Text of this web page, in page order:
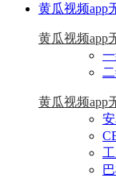
黄瓜视频app
黄瓜视频app
黄瓜视频app